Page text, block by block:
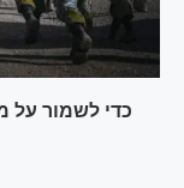
כדי לשמור על